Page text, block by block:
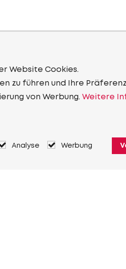
Website Cookies.
zu führen und Ihre
von Werbung. Weitere
Analyse Werbung